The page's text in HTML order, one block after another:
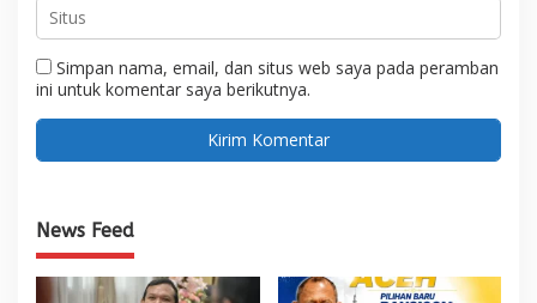
Simpan nama, email, dan situs web saya pada peramban
ini untuk komentar saya berikutnya.
News Feed